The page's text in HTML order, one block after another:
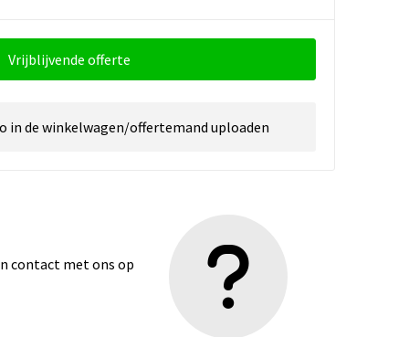
Vrijblijvende offerte
in de winkelwagen/offertemand uploaden
contact met ons op